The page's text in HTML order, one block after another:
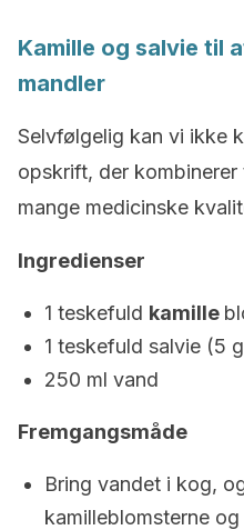
Kamille og salvie til
mandler
Selvfølgelig kan vi ikke
opskrift, der
mange medicinske
Ingredienser
1 teskefuld kamille
1 teskefuld salvie (5
250 ml vand
Fremgangsmåde
Bring vandet i kog,
kamilleblomsterne